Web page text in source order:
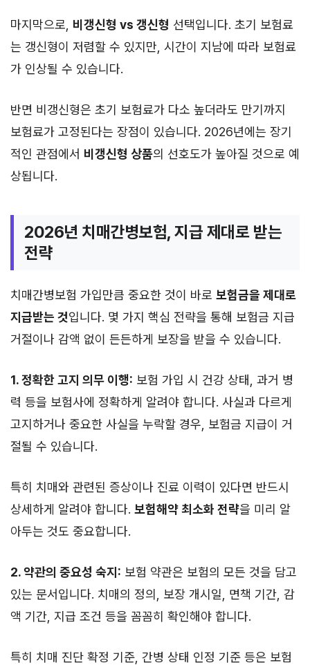
마지막으로, 비갱신형 vs 갱신형 선택입니다. 초기 보험료
는 갱신형이 저렴할 수 있지만, 시간이 지남에 따라 보험료
가 인상될 수 있습니다.
반면 비갱신형은 초기 보험료가 다소 높더라도 만기까지
보험료가 고정된다는 장점이 있습니다. 2026년에는 장기
적인 관점에서 비갱신형 상품의 선호도가 높아질 것으로 예
상됩니다.
2026년 치매간병보험, 지급 제대로 받는
전략
치매간병보험 가입만큼 중요한 것이 바로 보험금을 제대로
지급받는 것입니다. 몇 가지 핵심 전략을 통해 보험금 지급
거절이나 감액 없이 든든하게 보장을 받을 수 있습니다.
1. 정확한 고지 의무 이행: 보험 가입 시 건강 상태, 과거 병
력 등을 보험사에 정확하게 알려야 합니다. 사실과 다르게
고지하거나 중요한 사실을 누락할 경우, 보험금 지급이 거
절될 수 있습니다.
특히 치매와 관련된 증상이나 진료 이력이 있다면 반드시
상세하게 알려야 합니다. 보험해약 최소화 전략을 미리 알
아두는 것도 중요합니다.
2. 약관의 중요성 숙지: 보험 약관은 보험의 모든 것을 담고
있는 문서입니다. 치매의 정의, 보장 개시일, 면책 기간, 감
액 기간, 지급 조건 등을 꼼꼼히 확인해야 합니다.
특히 치매 진단 확정 기준, 간병 상태 인정 기준 등은 보험